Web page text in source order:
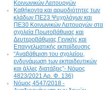
Κοινωνικών Λειτουργών
Καθήκοντα και αρμοδιότητες των
κλάδων ΠΕ23 Ψυχολόγων και
ΠΕ30 Κοινωνικών Λειτουργών στα
σχολεία Πρωτοβάθμιας και
Δευτεροβάθμιας Γενικής και
Επαγγελματικής εκπαίδευσης
“Αναβάθμιση του σχολείου,
ενδυνάμωση των εκπαιδευτικών
και άλλες διατάξεις”- Νόμος
4823/2021 Αρ. Φ. 136)
Νόμος 4547/2018 -